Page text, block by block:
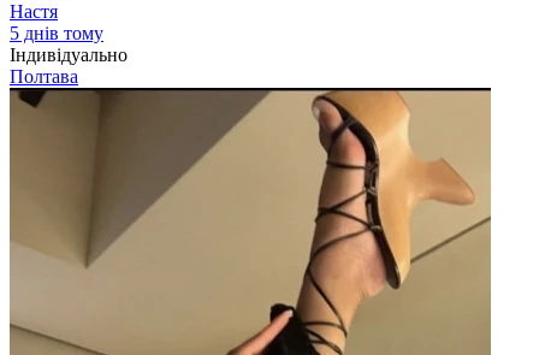
Настя
5 днів тому
Індивідуально
Полтава